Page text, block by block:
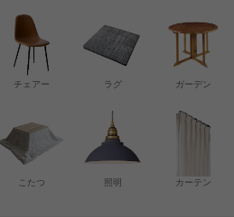
チェアー
こたつ
ラグ
カーテン
照明
ガーデン